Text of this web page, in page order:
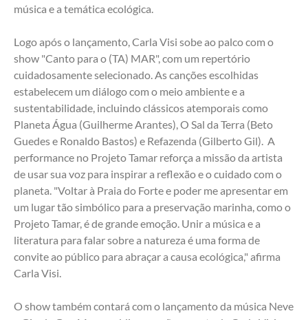
música e a temática ecológica.
Logo após o lançamento, Carla Visi sobe ao palco com o
show "Canto para o (TA) MAR", com um repertório
cuidadosamente selecionado. As canções escolhidas
estabelecem um diálogo com o meio ambiente e a
sustentabilidade, incluindo clássicos atemporais como
Planeta Água (Guilherme Arantes), O Sal da Terra (Beto
Guedes e Ronaldo Bastos) e Refazenda (Gilberto Gil).  A
performance no Projeto Tamar reforça a missão da artista
de usar sua voz para inspirar a reflexão e o cuidado com o
planeta. "Voltar à Praia do Forte e poder me apresentar em
um lugar tão simbólico para a preservação marinha, como o
Projeto Tamar, é de grande emoção. Unir a música e a
literatura para falar sobre a natureza é uma forma de
convite ao público para abraçar a causa ecológica," afirma
Carla Visi.
O show também contará com o lançamento da música Neve